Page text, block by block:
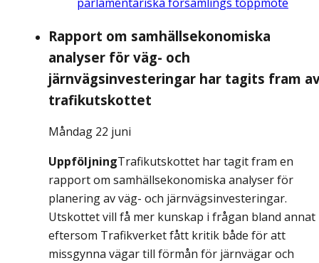
Rapport om samhällsekonomiska
analyser för väg- och
järnvägsinvesteringar har tagits fram
trafikutskottet
Måndag 22 juni
UppföljningTrafikutskottet har tagit fram en
rapport om samhällsekonomiska analyser för
planering av väg- och järnvägsinvesteringar.
Utskottet vill få mer kunskap i frågan bland annat
eftersom Trafikverket fått kritik både för att
missgynna vägar till förmån för järnvägar och